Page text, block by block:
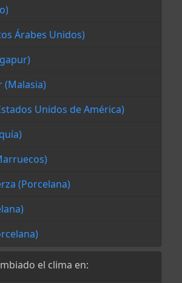
Árabes Unidos)
(Malasia)
Unidos de América)
(Porcelana)
el clima en: